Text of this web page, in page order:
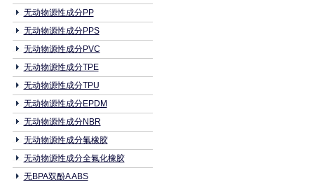
无动物源性成分PP
无动物源性成分PPS
无动物源性成分PVC
无动物源性成分TPE
无动物源性成分TPU
无动物源性成分EPDM
无动物源性成分NBR
无动物源性成分氟橡胶
无动物源性成分全氟化橡胶
无BPA双酚A ABS